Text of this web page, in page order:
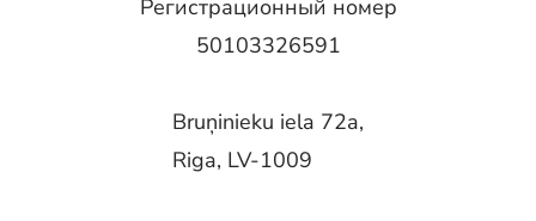
Регистрационный номер
50103326591
Bruņinieku iela 72a,
Riga, LV-1009